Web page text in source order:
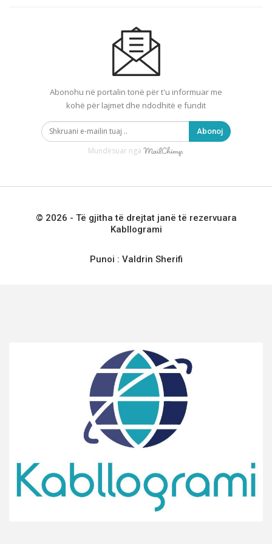
Abonohu në portalin tonë për t'u informuar me
kohë për lajmet dhe ndodhitë e fundit
Abonoj
Mundësuar nga
© 2026 - Të gjitha të drejtat janë të rezervuara
Kabllogrami
Punoi : Valdrin Sherifi